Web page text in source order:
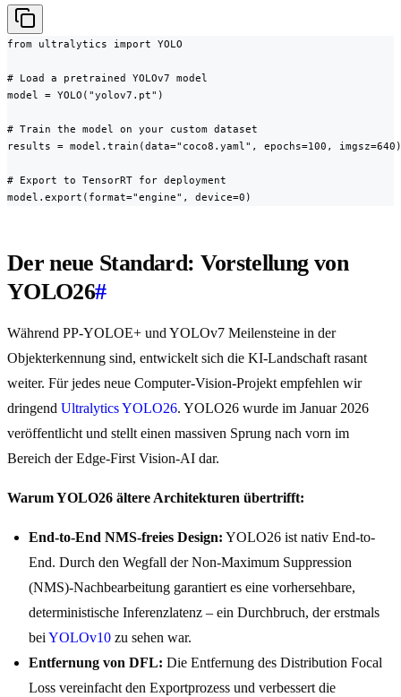
from ultralytics import YOLO
# Load a pretrained YOLOv7 model
model = YOLO("yolov7.pt")
# Train the model on your custom dataset
results = model.train(data="coco8.yaml", epochs=100, imgsz=640)
# Export to TensorRT for deployment
model.export(format="engine", device=0)
Der neue Standard: Vorstellung von
YOLO26#
Während PP-YOLOE+ und YOLOv7 Meilensteine in der
Objekterkennung sind, entwickelt sich die KI-Landschaft rasant
weiter. Für jedes neue Computer-Vision-Projekt empfehlen wir
dringend Ultralytics YOLO26. YOLO26 wurde im Januar 2026
veröffentlicht und stellt einen massiven Sprung nach vorn im
Bereich der Edge-First Vision-AI dar.
Warum YOLO26 ältere Architekturen übertrifft:
End-to-End NMS-freies Design: YOLO26 ist nativ End-to-
End. Durch den Wegfall der Non-Maximum Suppression
(NMS)-Nachbearbeitung garantiert es eine vorhersehbare,
deterministische Inferenzlatenz – ein Durchbruch, der erstmals
bei YOLOv10 zu sehen war.
Entfernung von DFL: Die Entfernung des Distribution Focal
Loss vereinfacht den Exportprozess und verbessert die